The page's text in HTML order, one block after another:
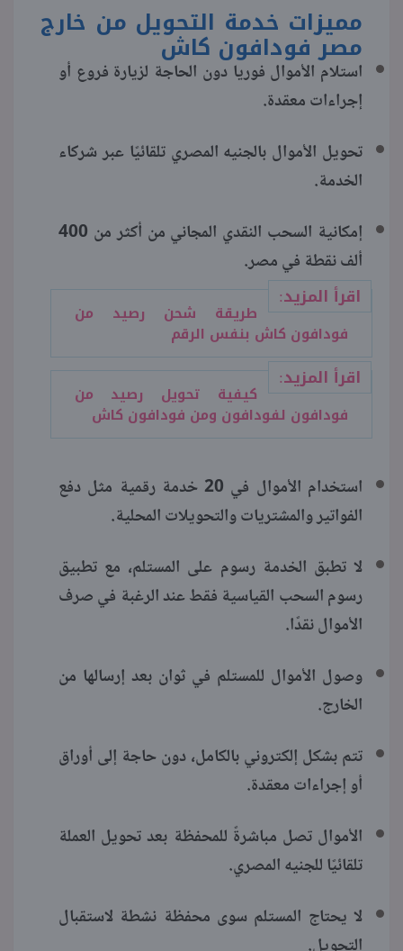
مميزات خدمة التحويل من خارج
مصر فودافون كاش
استلام الأموال فوريا دون الحاجة لزيارة فروع أو
إجراءات معقدة.
تحويل الأموال بالجنيه المصري تلقائيًا عبر شركاء
الخدمة.
إمكانية السحب النقدي المجاني من أكثر من 400
ألف نقطة في مصر.
اقرأ المزيد:
طريقة شحن رصيد من
فودافون كاش بنفس الرقم
اقرأ المزيد:
كيفية تحويل رصيد من
فودافون لفودافون ومن فودافون كاش
استخدام الأموال في 20 خدمة رقمية مثل دفع
الفواتير والمشتريات والتحويلات المحلية.
لا تطبق الخدمة رسوم على المستلم، مع تطبيق
رسوم السحب القياسية فقط عند الرغبة في صرف
الأموال نقدًا.
وصول الأموال للمستلم في ثوان بعد إرسالها من
الخارج.
تتم بشكل إلكتروني بالكامل، دون حاجة إلى أوراق
أو إجراءات معقدة.
الأموال تصل مباشرةً للمحفظة بعد تحويل العملة
تلقائيًا للجنيه المصري.
لا يحتاج المستلم سوى محفظة نشطة لاستقبال